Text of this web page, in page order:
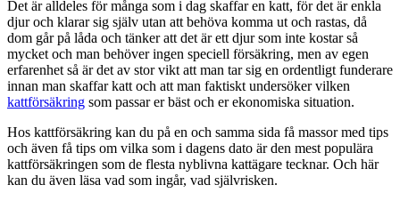
Det är alldeles för många som i dag skaffar en katt, för det är enkla
djur och klarar sig själv utan att behöva komma ut och rastas, då
dom går på låda och tänker att det är ett djur som inte kostar så
mycket och man behöver ingen speciell försäkring, men av egen
erfarenhet så är det av stor vikt att man tar sig en ordentligt funderare
innan man skaffar katt och att man faktiskt undersöker vilken
kattförsäkring som passar er bäst och er ekonomiska situation.
Hos kattförsäkring kan du på en och samma sida få massor med tips
och även få tips om vilka som i dagens dato är den mest populära
kattförsäkringen som de flesta nyblivna kattägare tecknar. Och här
kan du även läsa vad som ingår, vad självrisken.